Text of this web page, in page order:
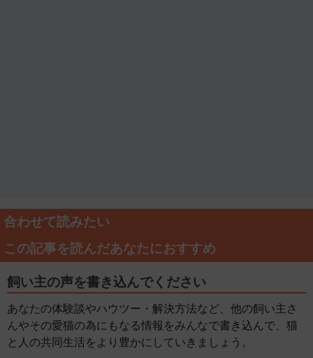
合わせて読みたい
この記事を読んだあなたにおすすめ
飼い主の声を書き込んでください
あなたの体験談やハウツー・解決方法など、他の飼い主さ
んやその愛猫の為にもなる情報をみんなで書き込んで、猫
と人の共同生活をより豊かにしていきましょう。